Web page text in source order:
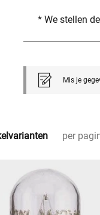
* We stellen
Mis je
per